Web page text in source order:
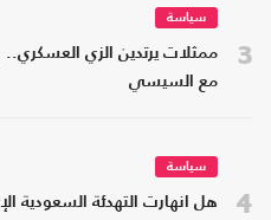
3
سياسة
ممثلات يرتدين الزي
مع السيسي
4
سياسة
هل انهارت التهدئة السعودية